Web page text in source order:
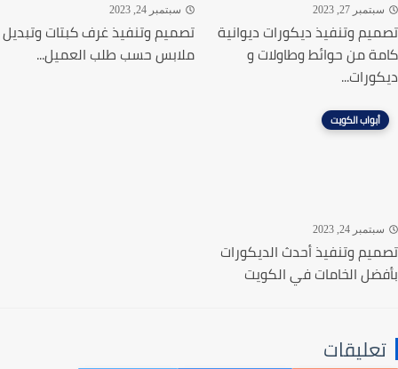
27, 2023
وتنفيذ ديكورات ديوانية
من حوائط وطاولات و
سبتمبر 24, 2023
تصميم وتنفيذ غرف كبتات وتبديل
ملابس حسب طلب العميل...
أبواب الكويت
24, 2023
وتنفيذ أحدث الديكورات
الخامات في الكويت